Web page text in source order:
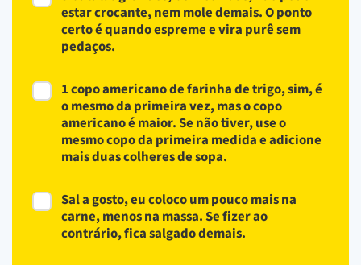
estar crocante, nem mole demais. O ponto
certo é quando espreme e vira purê sem
pedaços.
1 copo americano de farinha de trigo, sim, é
o mesmo da primeira vez, mas o copo
americano é maior. Se não tiver, use o
mesmo copo da primeira medida e adicione
mais duas colheres de sopa.
Sal a gosto, eu coloco um pouco mais na
carne, menos na massa. Se fizer ao
contrário, fica salgado demais.